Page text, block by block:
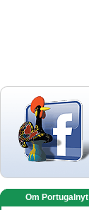
Om Portugalnyt